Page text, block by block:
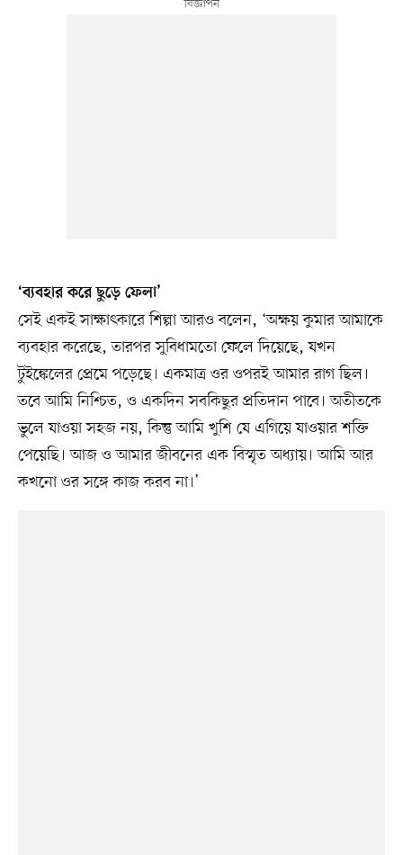
‘ব্যবহার করে ছুড়ে ফেলা’
সেই একই সাক্ষাৎকারে শিল্পা আরও বলেন, ‘অক্ষয় কুমার আমাকে
ব্যবহার করেছে, তারপর সুবিধামতো ফেলে দিয়েছে, যখন
টুইঙ্কেলের প্রেমে পড়েছে। একমাত্র ওর ওপরই আমার রাগ ছিল।
তবে আমি নিশ্চিত, ও একদিন সবকিছুর প্রতিদান পাবে। অতীতকে
ভুলে যাওয়া সহজ নয়, কিন্তু আমি খুশি যে এগিয়ে যাওয়ার শক্তি
পেয়েছি। আজ ও আমার জীবনের এক বিস্মৃত অধ্যায়। আমি আর
কখনো ওর সঙ্গে কাজ করব না।’